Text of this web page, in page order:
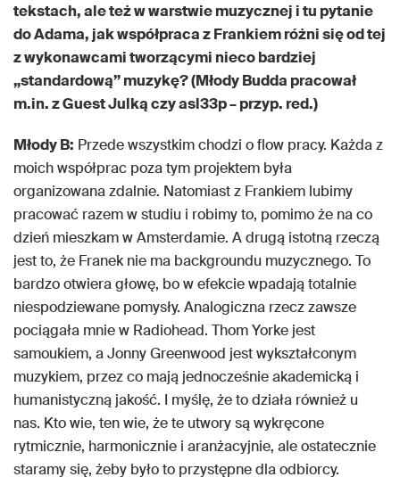
tekstach, ale też w warstwie muzycznej i tu pytanie
do Adama, jak współpraca z Frankiem różni się od tej
z wykonawcami tworzącymi nieco bardziej
„standardową” muzykę? (Młody Budda pracował
m.in. z Guest Julką czy asl33p – przyp. red.)
Młody B: Przede wszystkim chodzi o flow pracy. Każda z
moich współprac poza tym projektem była
organizowana zdalnie. Natomiast z Frankiem lubimy
pracować razem w studiu i robimy to, pomimo że na co
dzień mieszkam w Amsterdamie. A drugą istotną rzeczą
jest to, że Franek nie ma backgroundu muzycznego. To
bardzo otwiera głowę, bo w efekcie wpadają totalnie
niespodziewane pomysły. Analogiczna rzecz zawsze
pociągała mnie w Radiohead. Thom Yorke jest
samoukiem, a Jonny Greenwood jest wykształconym
muzykiem, przez co mają jednocześnie akademicką i
humanistyczną jakość. I myślę, że to działa również u
nas. Kto wie, ten wie, że te utwory są wykręcone
rytmicznie, harmonicznie i aranżacyjnie, ale ostatecznie
staramy się, żeby było to przystępne dla odbiorcy.